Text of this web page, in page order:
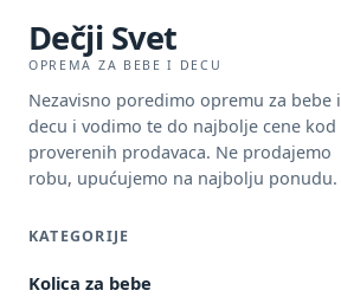
Dečji Svet
OPREMA ZA BEBE I DECU
Nezavisno poredimo opremu za bebe i
decu i vodimo te do najbolje cene kod
proverenih prodavaca. Ne prodajemo
robu, upućujemo na najbolju ponudu.
KATEGORIJE
Kolica za bebe